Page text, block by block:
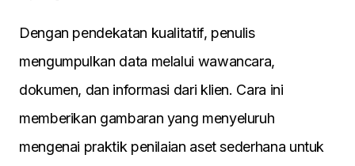
Dengan pendekatan kualitatif, penulis
mengumpulkan data melalui wawancara,
dokumen, dan informasi dari klien. Cara ini
memberikan gambaran yang menyeluruh
mengenai praktik penilaian aset sederhana untuk